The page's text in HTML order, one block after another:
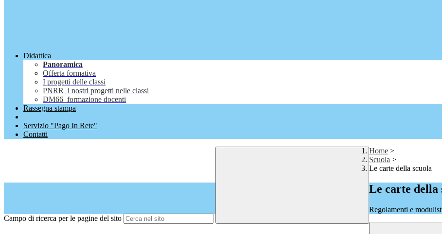
Didattica
Panoramica
Offerta formativa
I progetti delle classi
PNRR_i nostri progetti nelle classi
DM66_formazione docenti
Rassegna stampa
Servizio "Pago In Rete"
Contatti
Campo di ricerca per le pagine del sito
Home >
Scuola >
Le carte della scuola
Le carte della
Regolamenti e